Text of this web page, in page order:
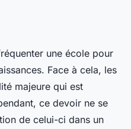
une école pour
Face à cela, les
majeure qui est
ce devoir ne se
de celui-ci dans un